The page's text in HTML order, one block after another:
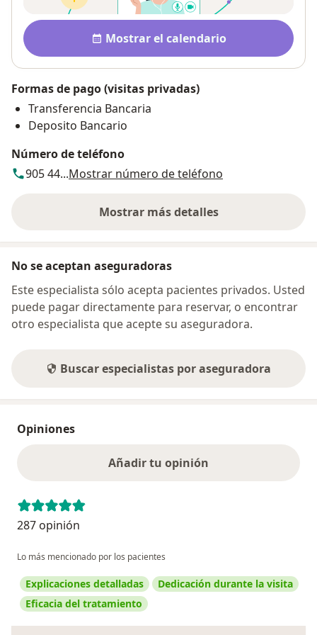
Disponibilidad
Mostrar el calendario
Formas de pago (visitas privadas)
Transferencia Bancaria
Deposito Bancario
Número de teléfono
905 44...Mostrar número de teléfono
Mostrar más detalles
sobre la dirección
No se aceptan aseguradoras
Este especialista sólo acepta pacientes privados. Usted
puede pagar directamente para reservar, o encontrar
otro especialista que acepte su aseguradora.
Buscar especialistas por aseguradora
Opiniones
Añadir tu opinión
287 opinión
Lo más mencionado por los pacientes
Explicaciones detalladas
Dedicación durante la visita
Eficacia del tratamiento